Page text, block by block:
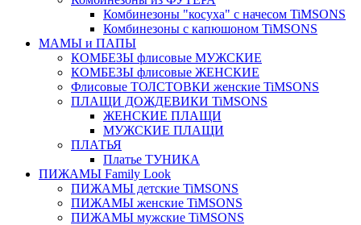
Комбинезоны "косуха" с начесом TiMSONS
Комбинезоны с капюшоном TiMSONS
МАМЫ и ПАПЫ
КОМБЕЗЫ флисовые МУЖСКИЕ
КОМБЕЗЫ флисовые ЖЕНСКИЕ
Флисовые ТОЛСТОВКИ женские TiMSONS
ПЛАЩИ ДОЖДЕВИКИ TiMSONS
ЖЕНСКИЕ ПЛАЩИ
МУЖСКИЕ ПЛАЩИ
ПЛАТЬЯ
Платье ТУНИКА
ПИЖАМЫ Family Look
ПИЖАМЫ детские TiMSONS
ПИЖАМЫ женские TiMSONS
ПИЖАМЫ мужские TiMSONS